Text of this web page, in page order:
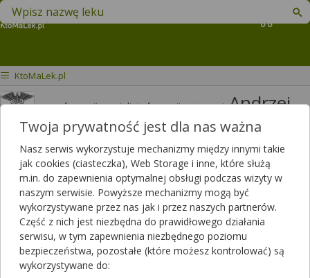
Koszyk
Znajdź lek w swojej okolicy
KtoMaLek.pl
mgr farmacji specjalista farmacji aptecznejAndrzej
Jakimiuk
Odpowiedzi
3820
Polubień
3426
Polecanych artykułów
114 Lista artykułów
APTEKA RODZINNA, Opole Lubelskie
Opole Lubelskie, LUBELSKA 13
Wyświetl numer
Twoja prywatność jest dla nas ważna
Nasz serwis wykorzystuje mechanizmy między innymi takie
jak cookies (ciasteczka), Web Storage i inne, które służą
m.in. do zapewnienia optymalnej obsługi podczas wizyty w
naszym serwisie. Powyższe mechanizmy mogą być
wykorzystywane przez nas jak i przez naszych partnerów.
Część z nich jest niezbędna do prawidłowego działania
serwisu, w tym zapewnienia niezbędnego poziomu
bezpieczeństwa, pozostałe (które możesz kontrolować) są
wykorzystywane do: